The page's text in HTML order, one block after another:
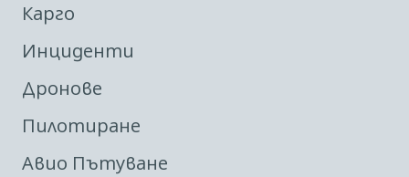
Карго
Инциденти
Дронове
Пилотиране
Авио Пътуване